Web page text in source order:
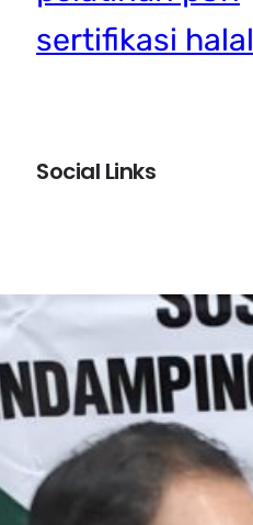
sertifikasi halal
Social Links